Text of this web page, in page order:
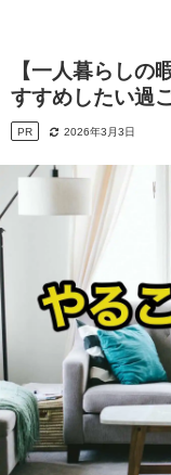
【一人暮らしの
すすめしたい過
PR 2026年3月3日